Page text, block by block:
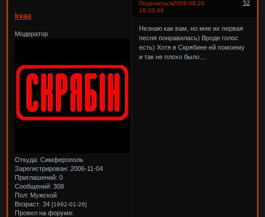
Поделиться 52
2008-06-20
18:10:49
kvaa
Модератор
Откуда: Симферополь
Зарегистрирован: 2006-11-04
Приглашений: 0
Сообщений: 308
Пол: Мужской
Возраст: 34[1992-01-26]
Провел на форуме:
Незнаю как вам, но мне их первая
песня понравилась) Вроде голос
есть) Хотя в Скрябине ей помоему
и так не плохо было....